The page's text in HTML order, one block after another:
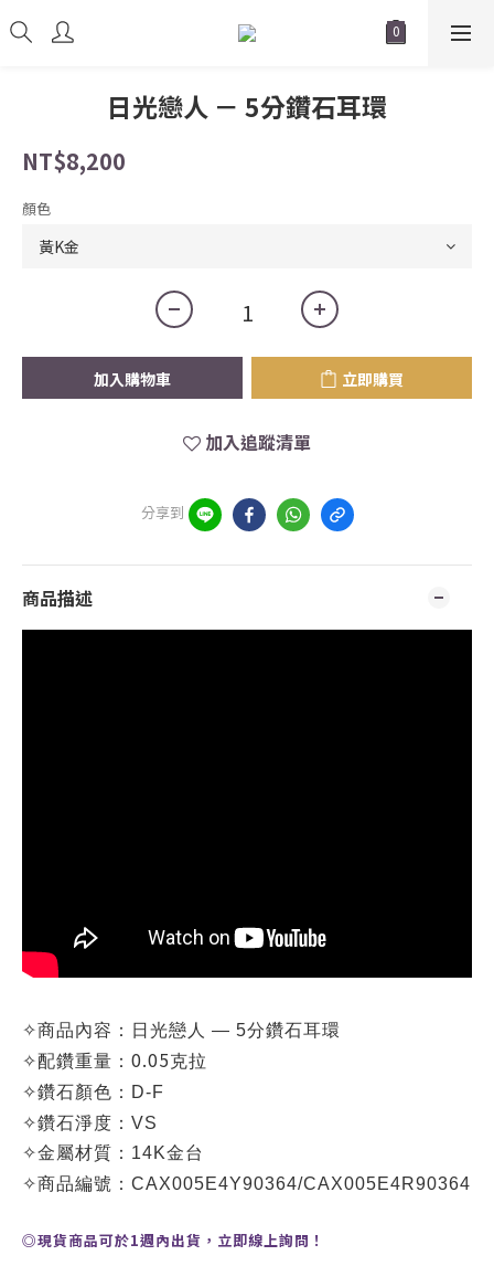
日光戀人 － 5分鑽石耳環
NT$8,200
顏色
加入購物車 立即購買
加入追蹤清單
分享到
商品描述
✧商品內容：
日光戀人 — 5分鑽石耳環
✧配鑽重量： 0.05克拉
✧鑽石顏色：D-F
✧鑽石淨度：VS
✧金屬材質：14K金台
✧商品編號：CAX005E4Y90364/CAX005E4R90364
◎現貨商品可於1週內出貨， 立即線上詢問 ！